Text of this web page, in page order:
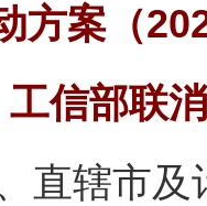
方案（
工信部联
直辖市